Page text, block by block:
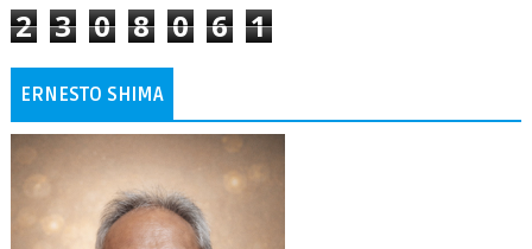
2 3 0 8 0 6 1
ERNESTO SHIMA